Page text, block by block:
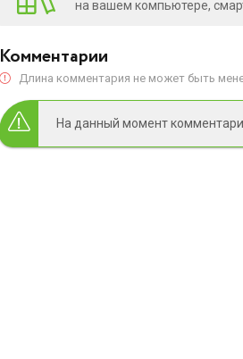
на вашем компьютере,
Комментарии
Длина комментария не может быть
На данный момент